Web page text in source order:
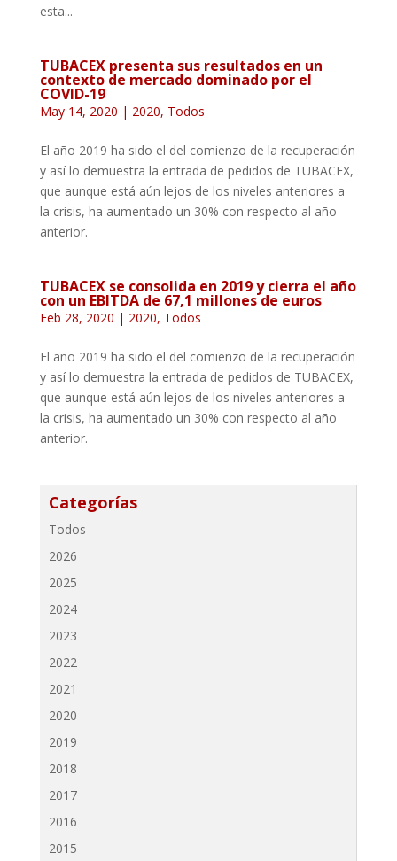
esta...
TUBACEX presenta sus resultados en un
contexto de mercado dominado por el
COVID-19
May 14, 2020 | 2020, Todos
El año 2019 ha sido el del comienzo de la recuperación
y así lo demuestra la entrada de pedidos de TUBACEX,
que aunque está aún lejos de los niveles anteriores a
la crisis, ha aumentado un 30% con respecto al año
anterior.
TUBACEX se consolida en 2019 y cierra el año
con un EBITDA de 67,1 millones de euros
Feb 28, 2020 | 2020, Todos
El año 2019 ha sido el del comienzo de la recuperación
y así lo demuestra la entrada de pedidos de TUBACEX,
que aunque está aún lejos de los niveles anteriores a
la crisis, ha aumentado un 30% con respecto al año
anterior.
Categorías
Todos
2026
2025
2024
2023
2022
2021
2020
2019
2018
2017
2016
2015